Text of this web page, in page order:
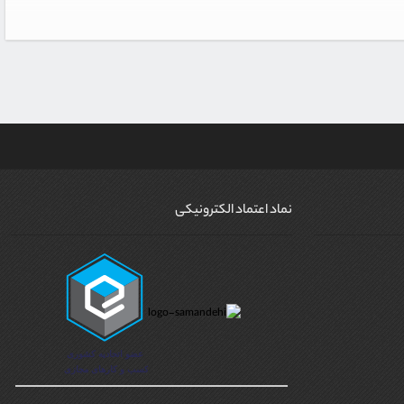
نماد اعتماد الکترونیکی